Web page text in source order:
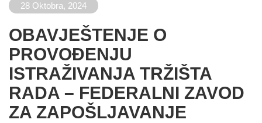
28 Oktobra, 2024
OBAVJEŠTENJE O
PROVOĐENJU
ISTRAŽIVANJA TRŽIŠTA
RADA – FEDERALNI ZAVOD
ZA ZAPOŠLJAVANJE